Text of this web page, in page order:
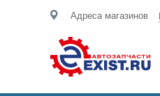
Адреса магазинов